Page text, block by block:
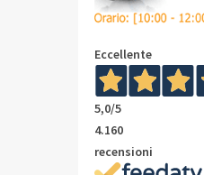
Eccellente
5,0/5
4.160
recensioni